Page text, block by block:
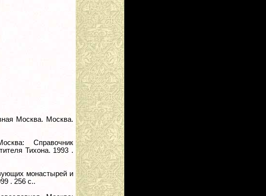
Москва. Москва.
Справочник
Тихона. 1993 .
монастырей и
. 256 с..